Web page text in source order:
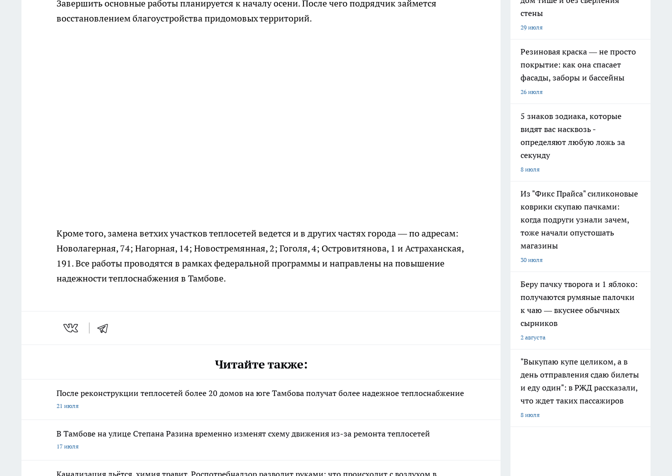
Завершить основные работы планируется к началу осени. После чего подрядчик займется
восстановлением благоустройства придомовых территорий.
Кроме того, замена ветхих участков теплосетей ведется и в других частях города — по адресам:
Новолагерная, 74; Нагорная, 14; Новостремянная, 2; Гоголя, 4; Островитянова, 1 и Астраханская,
191. Все работы проводятся в рамках федеральной программы и направлены на повышение
надежности теплоснабжения в Тамбове.
Читайте также:
После реконструкции теплосетей более 20 домов на юге Тамбова получат более надежное теплоснабжение
21 июля
В Тамбове на улице Степана Разина временно изменят схему движения из-за ремонта теплосетей
17 июля
стены
29 июля
Резиновая краска — не просто
покрытие: как она спасает
фасады, заборы и бассейны
26 июля
5 знаков зодиака, которые
видят вас насквозь -
определяют любую ложь за
секунду
8 июля
Из "Фикс Прайса" силиконовые
коврики скупаю пачками:
когда подруги узнали зачем,
тоже начали опустошать
магазины
30 июля
Беру пачку творога и 1 яблоко:
получаются румяные палочки
к чаю — вкуснее обычных
сырников
2 августа
"Выкупаю купе целиком, а в
день отправления сдаю билеты
и еду один": в РЖД рассказали,
что ждет таких пассажиров
8 июля